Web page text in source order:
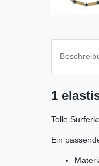
1
Tolle
Ein